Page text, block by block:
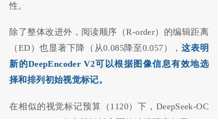
性。
除了整体改进外，阅读顺序（R-order）的编辑距离
（ED）也显著下降（从0.085降至0.057），这表明
新的DeepEncoder V2可以根据图像信息有效地选
择和排列初始视觉标记。
在相似的视觉标记预算（1120）下，DeepSeek-OC